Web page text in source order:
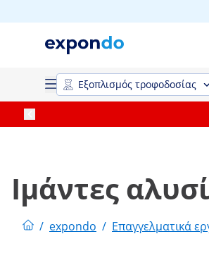
Εξοπλισμός τροφοδοσίας
Ιμάντες
/ expondo / Επαγγελματικά